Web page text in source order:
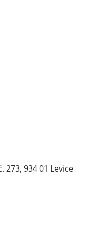
273, 934 01 Levice